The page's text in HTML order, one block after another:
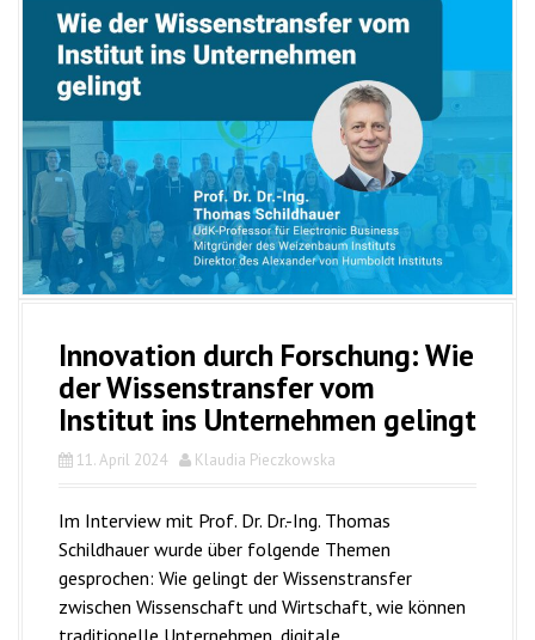
Innovation durch Forschung: Wie
der Wissenstransfer vom
Institut ins Unternehmen gelingt
11. April 2024 Klaudia Pieczkowska
Im Interview mit Prof. Dr. Dr.-Ing. Thomas
Schildhauer wurde über folgende Themen
gesprochen: Wie gelingt der Wissenstransfer
zwischen Wissenschaft und Wirtschaft, wie können